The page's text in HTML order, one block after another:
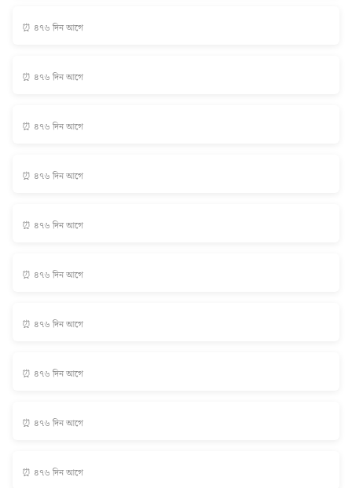
⏰ ৪৭৬ দিন আগে
⏰ ৪৭৬ দিন আগে
⏰ ৪৭৬ দিন আগে
⏰ ৪৭৬ দিন আগে
⏰ ৪৭৬ দিন আগে
⏰ ৪৭৬ দিন আগে
⏰ ৪৭৬ দিন আগে
⏰ ৪৭৬ দিন আগে
⏰ ৪৭৬ দিন আগে
⏰ ৪৭৬ দিন আগে